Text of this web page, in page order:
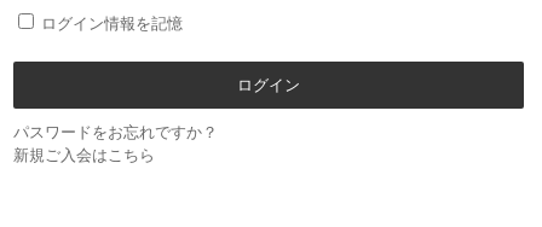
ログイン情報を記憶
パスワードをお忘れですか？
新規ご入会はこちら